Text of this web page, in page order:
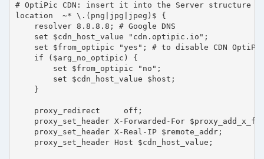
# OptiPic CDN: insert it into the Server structure
location  ~* \.(png|jpg|jpeg)$ {
    resolver 8.8.8.8; # Google DNS
    set $cdn_host_value "cdn.optipic.io";
set $from_optipic "yes"; # to disable CDN
    if ($arg_no_optipic) {
        set $from_optipic "no";
        set $cdn_host_value $host;
    }
    proxy_redirect     off;
proxy_set_header X-Forwarded-For
    proxy_set_header X-Real-IP $remote_addr;
    proxy_set_header Host $cdn_host_value;